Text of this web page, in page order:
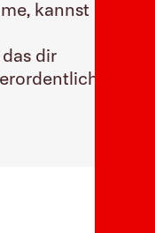
kannst du
dir
zu